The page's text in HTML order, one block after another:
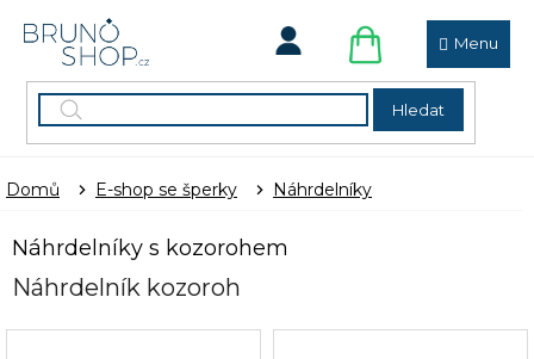
Hledat
NÁKUPNÍ
KOŠÍK
Domů E-shop se šperky Náhrdelníky
Náhrdelníky s kozorohem
Náhrdelník kozoroh